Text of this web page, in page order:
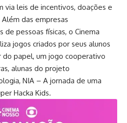
via leis de incentivos, doações e
das empresas
de pessoas físicas, o Cinema
jogos criados por seus alunos
do papel, um jogo cooperativo
alunas do projeto
NIA – A jornada de uma
Hacka Kids.